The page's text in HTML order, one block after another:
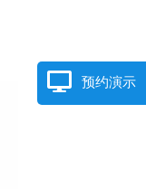
预约演示